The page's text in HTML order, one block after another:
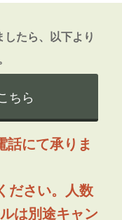
たら、以下より
ちら
話にて承りま
ださい。人数
は別途キャン